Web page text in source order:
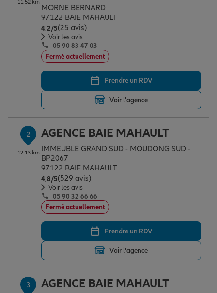
Assurance emprunteur
Prévoyance et dépendance
Assurance animal de compagnie
Protection de la famille
Protection juridique
Épargne & retraite
Plan épargne retraite
Assurance vie
Placements financiers
Investissements immobiliers
Transmission
Vos projets
Partir en vacances
Déménager
Changer de voiture
Départ à la retraite
Préparer l’avenir
Conseil assurance
Outre-mer
Assurance auto
Assurance habitation
Le Pack Famille
Garantie des accidents de la vie
Assurance scolaire
Professionnels
Allianz en France
11.52 km
MORNE BERNARD
97122 BAIE MAHAULT
4,2/5Note de 4.2 sur 5
(25 avis)
Voir les avis
05 90 83 47 03
Fermé actuellement
Prendre un RDV
Voir l'agence
2
12.13 km
AGENCE BAIE MAHAULT
IMMEUBLE GRAND SUD - MOUDONG SUD -
BP2067
97122 BAIE MAHAULT
4,8/5Note de 4.8 sur 5
(529 avis)
Voir les avis
05 90 32 66 66
Fermé actuellement
Prendre un RDV
Voir l'agence
3 AGENCE BAIE MAHAULT